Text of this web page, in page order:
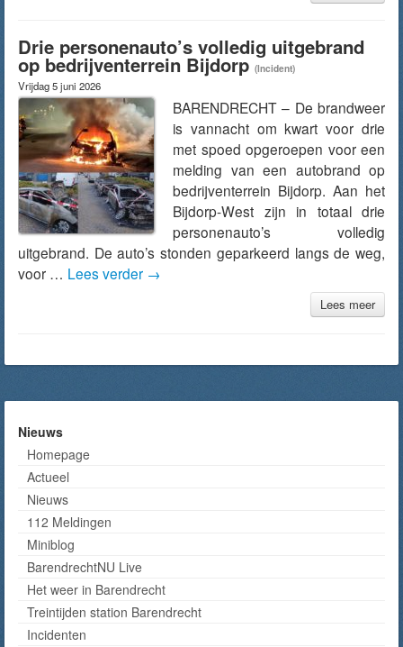
Drie personenauto’s volledig uitgebrand
op bedrijventerrein Bijdorp (Incident)
Vrijdag 5 juni 2026
BARENDRECHT – De brandweer
is vannacht om kwart voor drie
met spoed opgeroepen voor een
melding van een autobrand op
bedrijventerrein Bijdorp. Aan het
Bijdorp-West zijn in totaal drie
personenauto’s volledig
uitgebrand. De auto’s stonden geparkeerd langs de weg,
voor … Lees verder →
Lees meer
Nieuws
Homepage
Actueel
Nieuws
112 Meldingen
Miniblog
BarendrechtNU Live
Het weer in Barendrecht
Treintijden station Barendrecht
Incidenten